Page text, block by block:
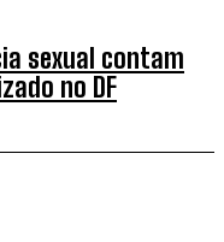
sexual contam
no DF